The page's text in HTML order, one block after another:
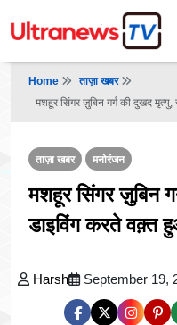
Home
ताज़ा खबर
मशहूर सिंगर ज़ुबिन गर्ग की दुखद
ताज़ा खबर मनोरंजन
मशहूर सिंगर ज़ुबिन
डाइविंग करते वक़्त
Harsh September 19,